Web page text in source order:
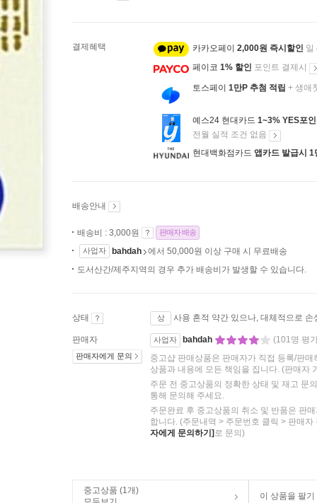
결제혜택 카카오페이 2,000원 즉시할인 일
페이코 1% 할인 포인트 결제시
토스페이 1만P 추첨 적립 + 생애
예스24 현대카드 1~3% YES포인
전월 실적 조건 없음
현대백화점카드 앱카드 발급시 1
배송안내
배송비 : 3,000원 판매자 배송
사업자 bahdah
에서 50,000원 이상 구매 시 무료배송
도서산간/제주지역의 경우 추가 배송비가 발생할 수 있습니다.
상태 상 사용 흔적 약간 있으나, 대체적으로 손
판매자
판매자에게 문의
사업자 bahdah
(101명 평
중고샵 판매상품은 판매자가 직접 등록/판
상품과 내용에 모든 책임을 집니다. (판매자
주문 전 중고상품의 정확한 상태 및 재고 문
통해 문의해 주세요.
주문완료 후 중고상품의 취소 및 반품은 판
합니다. (주문내역 > 주문번호 클릭 > 판매자
자에게 문의하기] 로 문의)
중고상품 (1개)
이 상품을 팔기